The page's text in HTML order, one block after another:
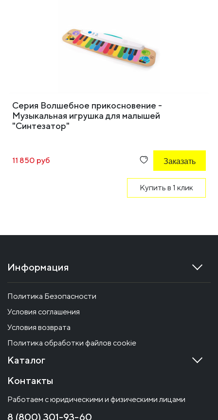
Серия Волшебное прикосновение -
Музыкальная игрушка для малышей
"Синтезатор"
11 850 руб Заказать
Купить в 1 клик
Информация
Политика Безопасности
Условия соглашения
Условия возврата
Политика обработки файлов cookie
Каталог
Контакты
Работаем с юридическими и физическими лицами
8 (800) 301-93-60